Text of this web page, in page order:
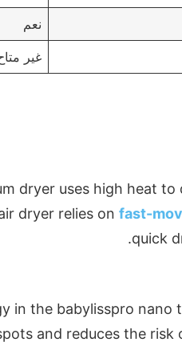
نعم
غير
dryer uses high heat
dryer relies on fast-
quick
in the babylisspro
and reduces the risk